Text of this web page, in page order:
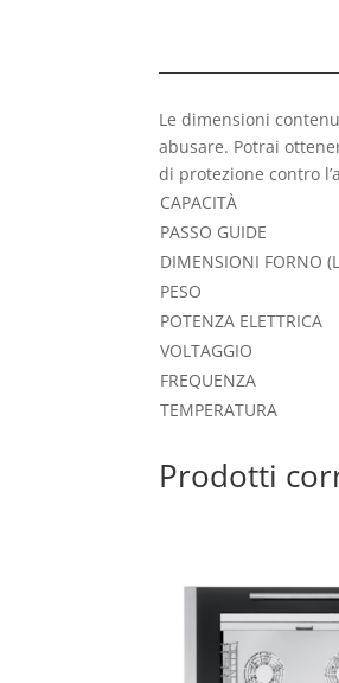
Le dimensioni
abusare. Potrai
di protezione contro
CAPACITÀ
PASSO GUIDE
DIMENSIONI FORNO
PESO
POTENZA ELETTRICA
VOLTAGGIO
FREQUENZA
TEMPERATURA
Prodotti